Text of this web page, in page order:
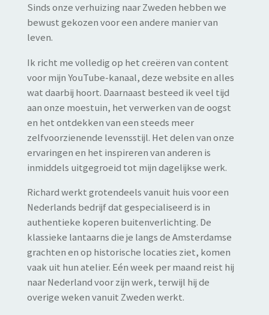
Sinds onze verhuizing naar Zweden hebben we
bewust gekozen voor een andere manier van
leven.
Ik richt me volledig op het creëren van content
voor mijn YouTube-kanaal, deze website en alles
wat daarbij hoort. Daarnaast besteed ik veel tijd
aan onze moestuin, het verwerken van de oogst
en het ontdekken van een steeds meer
zelfvoorzienende levensstijl. Het delen van onze
ervaringen en het inspireren van anderen is
inmiddels uitgegroeid tot mijn dagelijkse werk.
Richard werkt grotendeels vanuit huis voor een
Nederlands bedrijf dat gespecialiseerd is in
authentieke koperen buitenverlichting. De
klassieke lantaarns die je langs de Amsterdamse
grachten en op historische locaties ziet, komen
vaak uit hun atelier. Eén week per maand reist hij
naar Nederland voor zijn werk, terwijl hij de
overige weken vanuit Zweden werkt.